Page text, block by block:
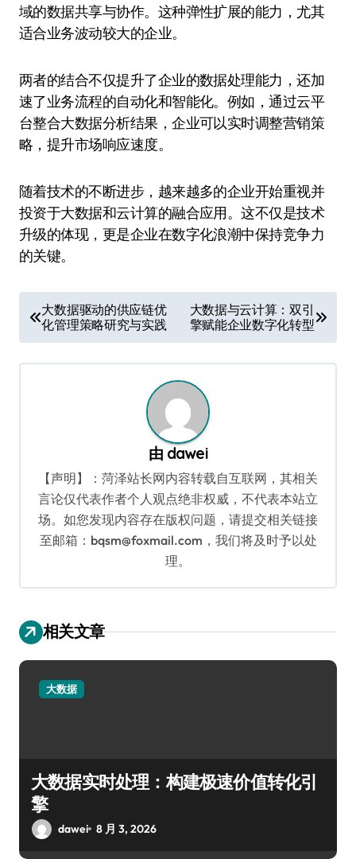
域的数据共享与协作。这种弹性扩展的能力，尤其
适合业务波动较大的企业。
两者的结合不仅提升了企业的数据处理能力，还加
速了业务流程的自动化和智能化。例如，通过云平
台整合大数据分析结果，企业可以实时调整营销策
略，提升市场响应速度。
随着技术的不断进步，越来越多的企业开始重视并
投资于大数据和云计算的融合应用。这不仅是技术
升级的体现，更是企业在数字化浪潮中保持竞争力
的关键。
章
导
大数据驱动的供应链优
化管理策略研究与实践
大数据与云计算：双引
擎赋能企业数字化转型
由 dawei
【声明】：菏泽站长网内容转载自互联网，其相关
言论仅代表作者个人观点绝非权威，不代表本站立
场。如您发现内容存在版权问题，请提交相关链接
至邮箱：bqsm@foxmail.com，我们将及时予以处
理。
相关文章
大数据
大数据实时处理：构建极速价值转化引
擎
dawei 8 月 3, 2026